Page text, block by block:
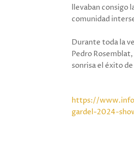
llevaban consigo
comunidad
Durante toda la
Pedro
sonrisa el éxito
https://
gardel-2024-